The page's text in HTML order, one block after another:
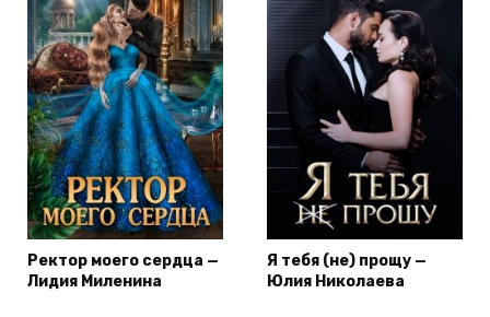
Ректор моего сердца —
Лидия Миленина
Я тебя (не) прощу —
Юлия Николаева